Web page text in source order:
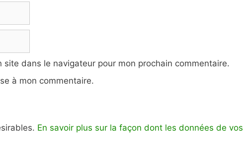
dans le navigateur pour mon prochain commentaire.
à mon commentaire.
En savoir plus sur la façon dont les données de vos